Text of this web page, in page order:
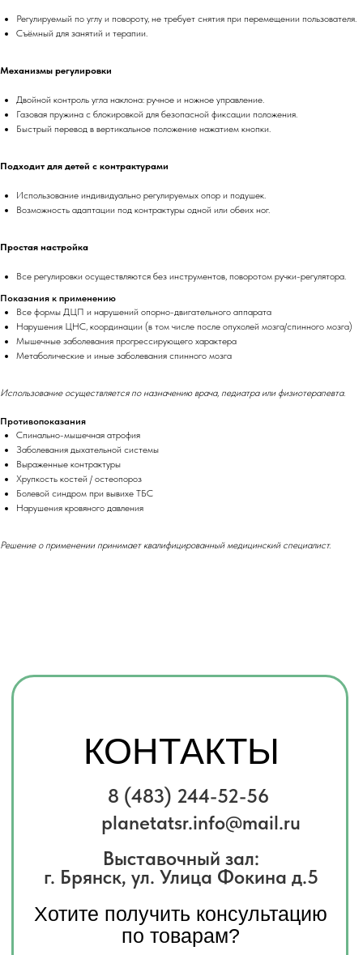
Регулируемый по углу и повороту, не требует снятия при перемещении пользователя.
Съёмный для занятий и терапии.
Механизмы регулировки
Двойной контроль угла наклона: ручное и ножное управление.
Газовая пружина с блокировкой для безопасной фиксации положения.
Быстрый перевод в вертикальное положение нажатием кнопки.
Подходит для детей с контрактурами
Использование индивидуально регулируемых опор и подушек.
Возможность адаптации под контрактуры одной или обеих ног.
Простая настройка
Все регулировки осуществляются без инструментов, поворотом ручки-регулятора.
Показания к применению
Все формы ДЦП и нарушений опорно-двигательного аппарата
Нарушения ЦНС, координации (в том числе после опухолей мозга/спинного мозга)
Мышечные заболевания прогрессирующего характера
Метаболические и иные заболевания спинного мозга
Использование осуществляется по назначению врача, педиатра или физиотерапевта.
Противопоказания
Спинально-мышечная атрофия
Заболевания дыхательной системы
Выраженные контрактуры
Хрупкость костей / остеопороз
Болевой синдром при вывихе ТБС
Нарушения кровяного давления
Решение о применении принимает квалифицированный медицинский специалист.
planetatsr.info@mail.ru
Выставочный зал:
г. Брянск, ул. Улица Фокина д.5
Имя
Телефон
Комментарий
Заполните форму и мы свяжемся
вопросы
КОНТАКТЫ
по товарам?